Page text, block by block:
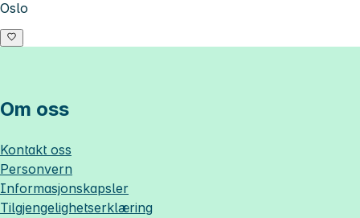
Oslo
Om oss
Kontakt oss
Personvern
Informasjonskapsler
Tilgjengelighetserklæring